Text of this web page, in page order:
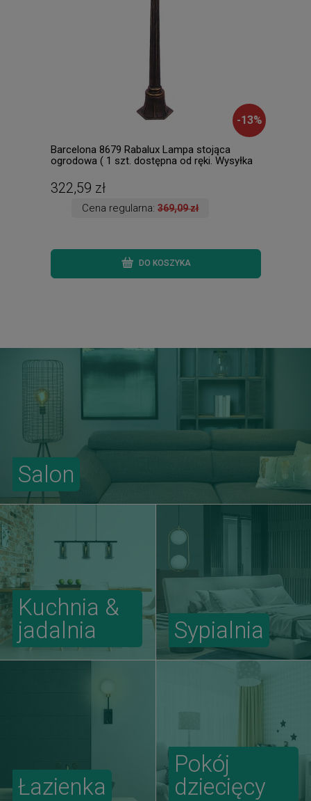
-13%
Barcelona 8679 Rabalux Lampa stojąca
ogrodowa ( 1 szt. dostępna od ręki. Wysyłka
322,59 zł
Cena regularna:369,09 zł
DO KOSZYKA
Salon
Kuchnia &
jadalnia
Sypialnia
Łazienka
Pokój
dziecięcy